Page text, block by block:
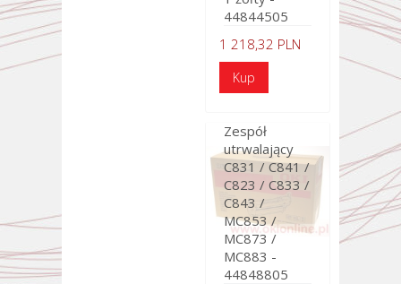
44844505
1 218,32 PLN
Zespół
utrwalający
C831 / C841 /
C823 / C833 /
C843 /
MC853 /
MC873 /
MC883 -
44848805